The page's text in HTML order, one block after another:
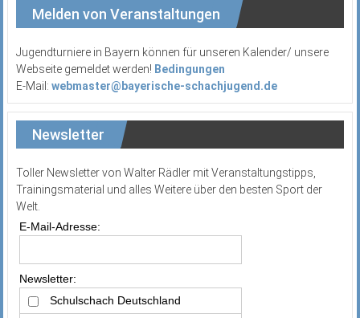
Melden von Veranstaltungen
Jugendturniere in Bayern können für unseren Kalender/ unsere
Webseite gemeldet werden! Bedingungen
E-Mail: webmaster@bayerische-schachjugend.de
Newsletter
Toller Newsletter von Walter Rädler mit Veranstaltungstipps,
Trainingsmaterial und alles Weitere über den besten Sport der
Welt.
E-Mail-Adresse:
Newsletter:
Schulschach Deutschland